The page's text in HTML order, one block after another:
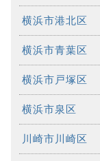
横浜市港北区
横浜市青葉区
横浜市戸塚区
横浜市泉区
川崎市川崎区